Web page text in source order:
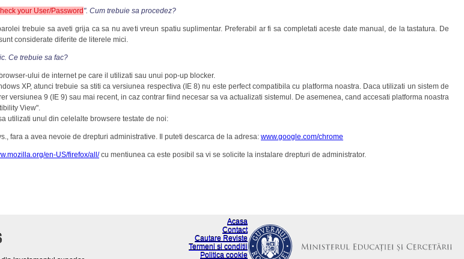
your User/Password ". Cum trebuie sa procedez?
trebuie sa aveti grija ca sa nu aveti vreun spatiu suplimentar. Preferabil ar fi sa completati aceste date manual, de la tastatura. De
considerate diferite de literele mici.
Ce trebuie sa fac?
ului de internet pe care il utilizati sau unui pop-up blocker.
XP, atunci trebuie sa stiti ca versiunea respectiva (IE 8) nu este perfect compatibila cu platforma noastra. Daca utilizati un sistem de
versiunea 9 (IE 9) sau mai recent, in caz contrar fiind necesar sa va actualizati sistemul. De asemenea, cand accesati platforma noastra
View".
utilizati unul din celelalte browsere testate de noi:
fara a avea nevoie de drepturi administrative. Il puteti descarca de la adresa: www.google.com/chrome
en-US/firefox/all/cu mentiunea ca este posibil sa vi se solicite la instalare drepturi de administrator.
Acasa
Contact
Cautare Reviste
Termeni si conditii
Politica cookie